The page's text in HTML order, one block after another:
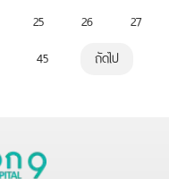
25 26 27
45 ถัดไป